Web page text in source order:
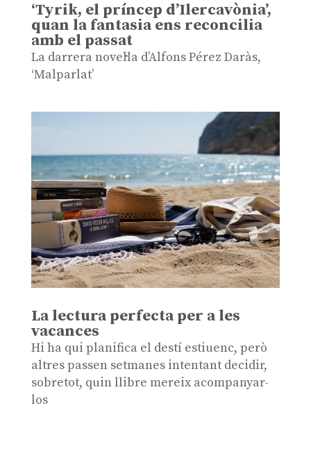
‘Tyrik, el príncep d’Ilercavònia’,
quan la fantasia ens reconcilia
amb el passat
La darrera novel·la d’Alfons Pérez Daràs,
‘Malparlat’
La lectura perfecta per a les
vacances
Hi ha qui planifica el destí estiuenc, però
altres passen setmanes intentant decidir,
sobretot, quin llibre mereix acompanyar-
los